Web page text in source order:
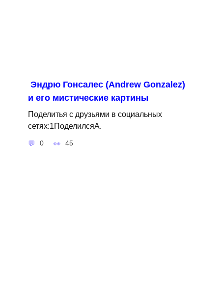
Эндрю Гонсалес (Andrew Gonzalez)
и его мистические картины
Поделитья с друзьями в социальных
сетях:1ПоделилсяA.
0 45